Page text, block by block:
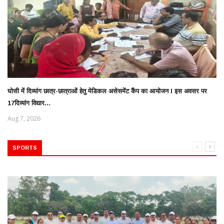
घोसी में दिव्यांग छात्र-छात्राओं हेतु मेडिकल असेसमेंट कैंप का आयोजन l इस अवसर पर
17दिव्यांग विद्यार...
Aug 7, 2026
SPORTS